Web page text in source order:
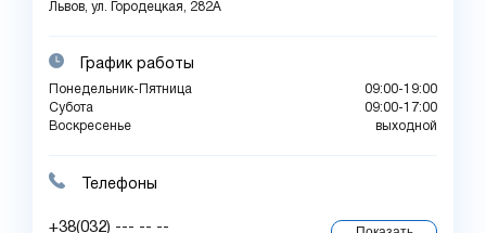
Львов, ул. Городецкая, 282А
График работы
Понедельник-Пятница
09:00-19:00
Субота
09:00-17:00
Воскресенье
выходной
Телефоны
+38(032) --- -- --